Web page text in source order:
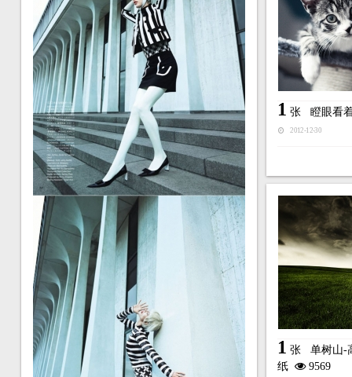
1 张 瞪眼看
2012-12-30
1 张 单树山-
纸
9569